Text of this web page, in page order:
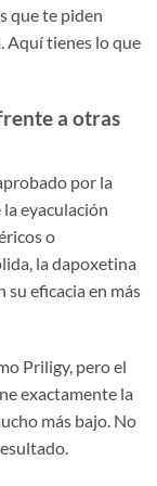
que te piden
Aquí tienes lo que
a otras
por la
eyaculación
o
la dapoxetina
eficacia en más
Priligy, pero el
exactamente la
más bajo. No